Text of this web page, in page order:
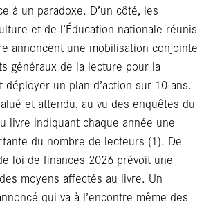
à un paradoxe. D’un côté, les
et de l’Éducation nationale réunis
annoncent une mobilisation conjointe
généraux de la lecture pour la
un plan d’action sur 10 ans.
et attendu, au vu des enquêtes du
livre indiquant chaque année une
du nombre de lecteurs (1). De
loi de finances 2026 prévoit une
moyens affectés au livre. Un
qui va à l’encontre même des